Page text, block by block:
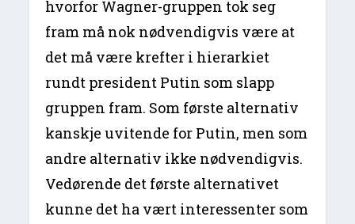
hvorfor Wagner-gruppen tok seg
fram må nok nødvendigvis være at
det må være krefter i hierarkiet
rundt president Putin som slapp
gruppen fram. Som første alternativ
kanskje uvitende for Putin, men som
andre alternativ ikke nødvendigvis.
Vedørende det første alternativet
kunne det ha vært interessenter som